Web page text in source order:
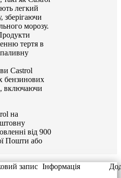
легкий
зберігаючи
морозу.
тертя в
Castrol
бензинових
включаючи
на
від 900
Пошти або
запис Інформація